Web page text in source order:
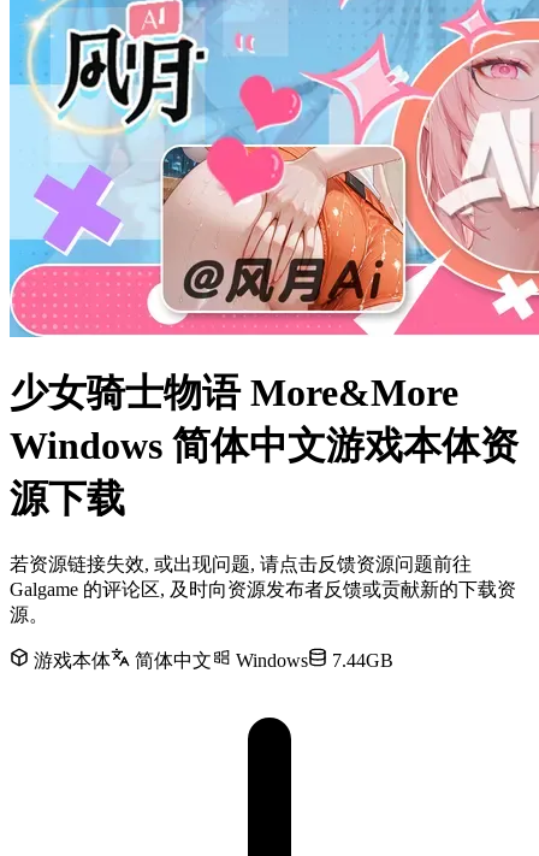
少女骑士物语 More&More
Windows 简体中文游戏本体资
源下载
若资源链接失效, 或出现问题, 请点击反馈资源问题前往
Galgame 的评论区, 及时向资源发布者反馈或贡献新的下载资
源。
游戏本体 简体中文 Windows 7.44GB